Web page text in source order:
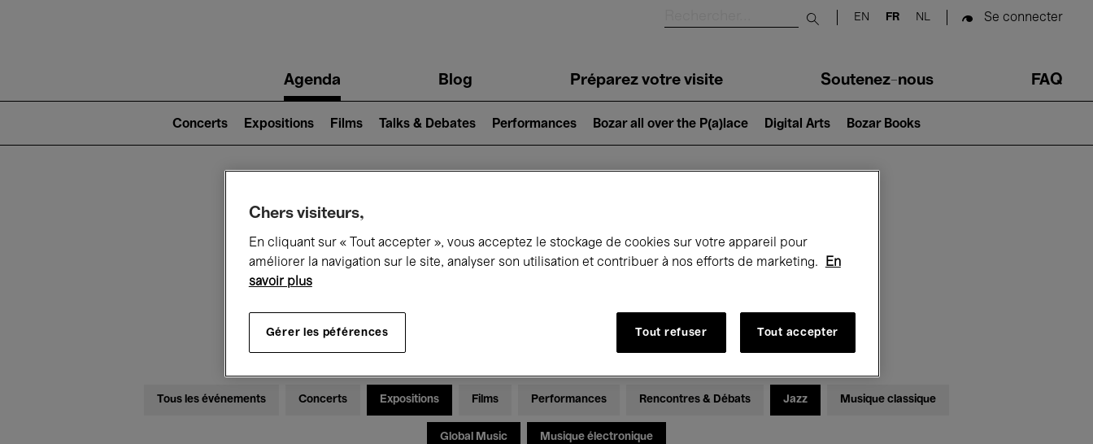
Submit search
EN FR NL Se connecter
navigationAgenda Blog Préparez votre visite Soutenez-nous FAQ
2)
Concerts Expositions Films Talks & Debates Performances Bozar all over the P(a)lace Digital Arts Bozar Books
Ce qui se passe à Bozar
Dimanche 08 - Lundi 16 Mars 2026
Tous les événements Concerts Expositions Films Performances Rencontres & Débats Jazz Musique classique
Global Music Musique électronique
Chers visiteurs,
En cliquant sur « Tout accepter », vous acceptez le stockage de cookies sur votre appareil pour
améliorer la navigation sur le site, analyser son utilisation et contribuer à nos efforts de marketing.
En
savoir plus
Gérer les péférences Tout refuser Tout accepter